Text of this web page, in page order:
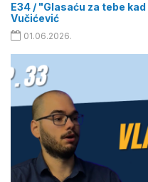
E34 / "Glasaću za tebe
Vučićević
01.06.2026.